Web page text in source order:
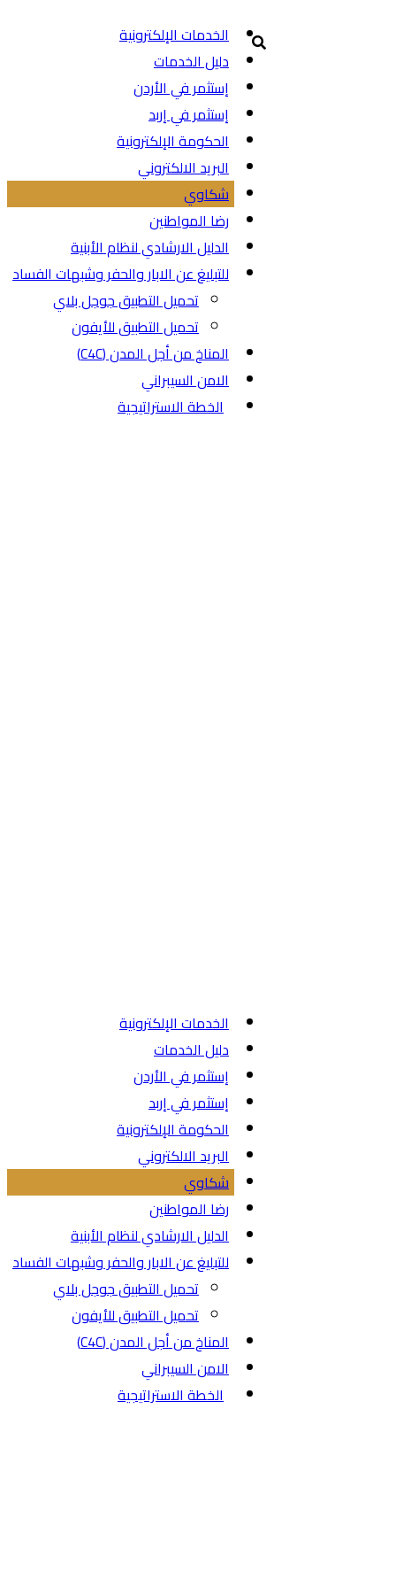
الخدمات الإلكترونية
دليل الخدمات
إستثمر في الأردن
إستثمر في إربد
الحكومة الإلكترونية
البريد الالكتروني
شكاوي
رضا المواطنين
الدليل الارشادي لنظام الأبنية
للتبليغ عن الابار والحفر وشبهات الفساد
تحميل التطبيق جوجل بلاي
تحميل التطبيق للأيفون
المناخ من أجل المدن (C4C)
الامن السيبراني
الخطة الاستراتيجية
الخدمات الإلكترونية
دليل الخدمات
إستثمر في الأردن
إستثمر في إربد
الحكومة الإلكترونية
البريد الالكتروني
شكاوي
رضا المواطنين
الدليل الارشادي لنظام الأبنية
للتبليغ عن الابار والحفر وشبهات الفساد
تحميل التطبيق جوجل بلاي
تحميل التطبيق للأيفون
المناخ من أجل المدن (C4C)
الامن السيبراني
الخطة الاستراتيجية